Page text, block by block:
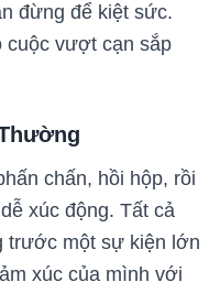
đừng để kiệt sức.
cuộc vượt cạn sắp
chấn, hồi hộp, rồi
xúc động. Tất cả
trước một sự kiện lớn
xúc của mình với